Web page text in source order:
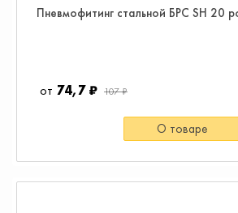
Пневмофитинг стальной БРС SH 20
74,7 ₽ 107 ₽
О товаре